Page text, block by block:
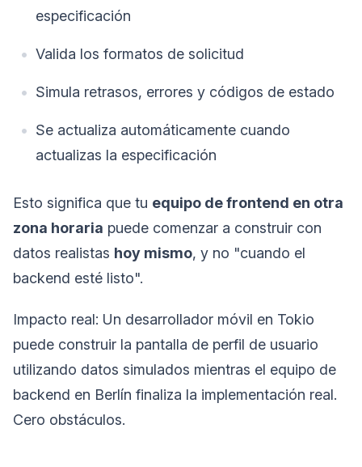
especificación
Valida los formatos de solicitud
Simula retrasos, errores y códigos de estado
Se actualiza automáticamente cuando
actualizas la especificación
Esto significa que tu equipo de frontend en otra
zona horaria puede comenzar a construir con
datos realistas hoy mismo, y no "cuando el
backend esté listo".
Impacto real: Un desarrollador móvil en Tokio
puede construir la pantalla de perfil de usuario
utilizando datos simulados mientras el equipo de
backend en Berlín finaliza la implementación real.
Cero obstáculos.